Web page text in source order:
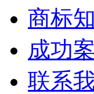
商标
成功
联系